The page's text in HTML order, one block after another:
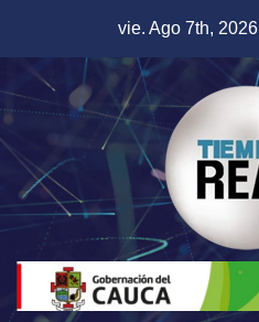
contenido
vie. Ago 7th, 2026